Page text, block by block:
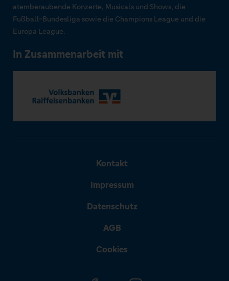
atemberaubende Konzerte, Musicals und Shows, die
Fußball-Bundesliga sowie die Champions League und die
Europa League.
In Zusammenarbeit mit
Kontakt
Impressum
Datenschutz
AGB
Cookies